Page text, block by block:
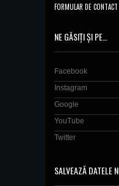
FORMULAR DE CONTACT
NE GĂSIȚI ȘI PE…
Facebook
Instagram
Google
YouTube
Twitter
SALVEAZĂ DATELE